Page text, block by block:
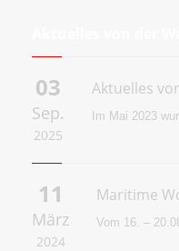
03
Sep.
2025
Aktuelles
Im Mai 2023
11
März
2024
Maritime
Vom 16. –